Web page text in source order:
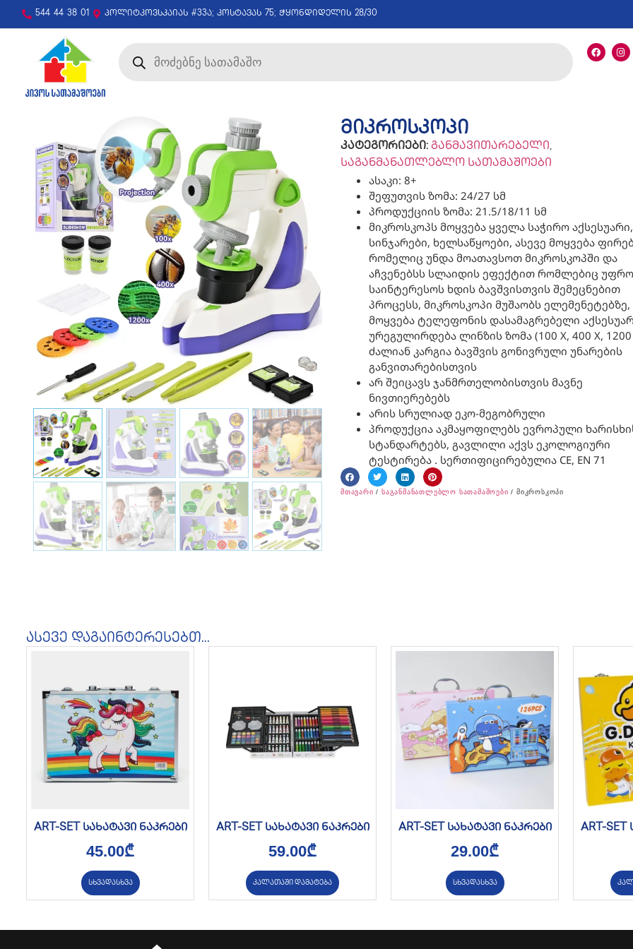
544 44 38 01 პოლიტკოვსკაიას #33ა; კოსტავას 75; ჭყონდიდელის 28/30
მიკროსკოპი
კატეგორიები: განმავითარებელი,
საგანმანათლებლო სათამაშოები
ასაკი: 8+
შეფუთვის ზომა: 24/27 სმ
პროდუქციის ზომა: 21.5/18/11 სმ
მიკროსკოპს მოყვება ყველა საჭირო აქსესუარი,
სინჯარები, ხელსაწყოები, ასევე მოყვება
რომელიც უნდა მოათავსოთ მიკროსკოპში და
აჩვენებსს სლაიდის ეფექტით რომლებიც უფრო
საინტერესოს ხდის ბავშვისთვის შემეცნებით
პროცესს, მიკროსკოპი მუშაობს ელემენეტებზე,
მოყვება ტელეფონის დასამაგრებელი
ურეგულირდება ლინზის ზომა (100 X, 400 X, 1200
ძალიან კარგია ბავშვის გონივრული უნარების
განვითარებისთვის
არ შეიცავს ჯანმრთელობისთვის მავნე
ნივთიერებებს
არის სრულიად ეკო-მეგობრული
პროდუქცია აკმაყოფილებს ევროპული
სტანდარტებს, გავლილი აქვს ეკოლოგიური
ტესტირება . სერთიფიცირებულია CE, EN 71
მთავარი / საგანმანათლებლო სათამაშოები / მიკროსკოპი
ასევე დაგაინტერესებთ...
ART-SET სახატავი ნაკრები
45.00₾
სხვადასხვა
ART-SET სახატავი ნაკრები
59.00₾
კალათაში დამატება
ART-SET სახატავი ნაკრები
29.00₾
სხვადასხვა
ART-